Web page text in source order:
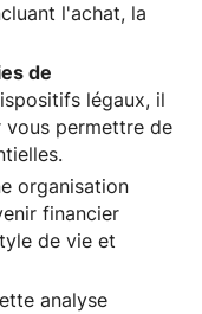
l'achat, la
de
légaux, il
permettre de
organisation
financier
de vie et
analyse